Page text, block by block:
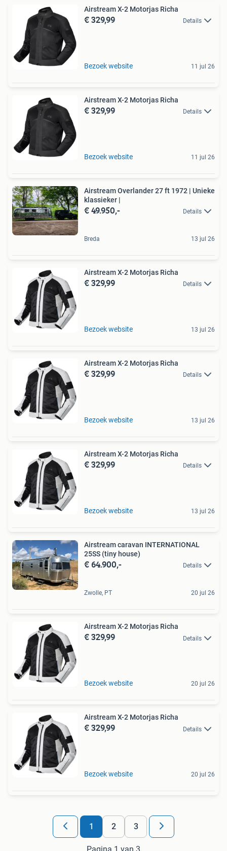
Airstream X-2 Motorjas Richa
€ 329,99 Details
Bezoek website 11 jul 26
Airstream X-2 Motorjas Richa
€ 329,99 Details
Bezoek website 11 jul 26
Airstream Overlander 27 ft 1972 | Unieke
klassieker |
€ 49.950,- Details
Breda 13 jul 26
Airstream X-2 Motorjas Richa
€ 329,99 Details
Bezoek website 13 jul 26
Airstream X-2 Motorjas Richa
€ 329,99 Details
Bezoek website 13 jul 26
Airstream X-2 Motorjas Richa
€ 329,99 Details
Bezoek website 13 jul 26
Airstream caravan INTERNATIONAL
25SS (tiny house)
€ 64.900,- Details
Zwolle, PT 20 jul 26
Airstream X-2 Motorjas Richa
€ 329,99 Details
Bezoek website 20 jul 26
Airstream X-2 Motorjas Richa
€ 329,99 Details
Bezoek website 20 jul 26
1 2 3